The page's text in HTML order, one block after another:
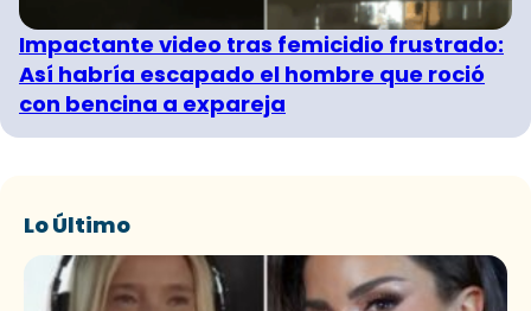
Impactante video tras femicidio frustrado:
Así habría escapado el hombre que roció
con bencina a expareja
Lo Último